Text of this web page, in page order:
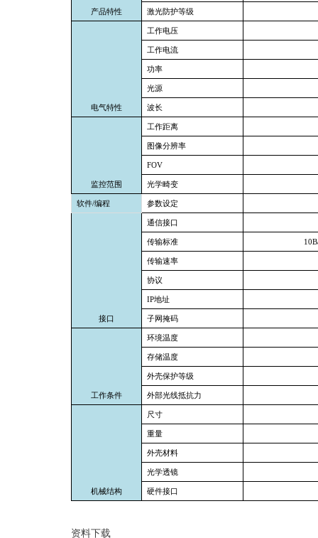
产品特性 激光防护等级
电气特性
工作电压
工作电流
功率
光源
波长
监控范围
工作距离
图像分辨率
FOV
光学畸变
软件/编程 参数设定
接口
通信接口
传输标准
传输速率
协议
IP地址
子网掩码
工作条件
环境温度
存储温度
外壳保护等级
外部光线抵抗力
机械结构
尺寸
重量
外壳材料
光学透镜
硬件接口
资料下载